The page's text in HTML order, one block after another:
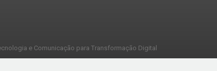
e Comunicação para Transformação Digital